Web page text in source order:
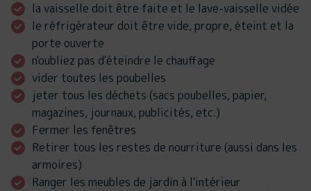
la vaisselle doit être faite et le lave-vaisselle vidée
le réfrigérateur doit être vide, propre, éteint et la
porte ouverte
n'oubliez pas d'éteindre le chauffage
vider toutes les poubelles
jeter tous les déchets (sacs poubelles, papier,
magazines, journaux, publicités, etc.)
Fermer les fenêtres
Retirer tous les restes de nourriture (aussi dans les
armoires)
Ranger les meubles de jardin à l'intérieur